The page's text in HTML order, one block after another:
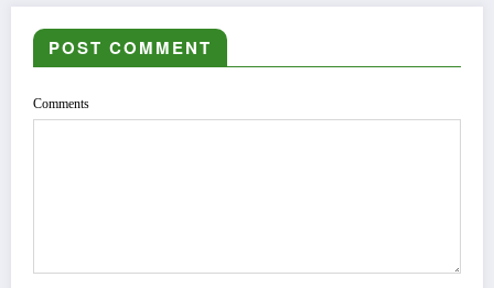
POST COMMENT
Comments